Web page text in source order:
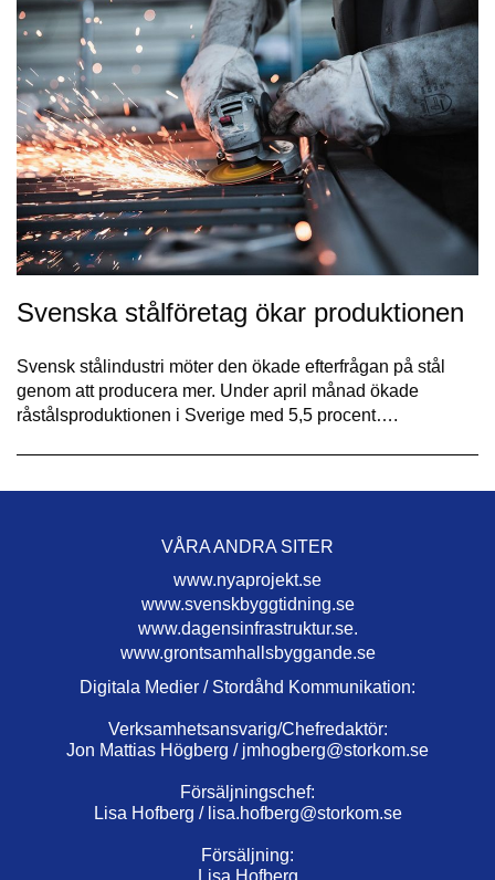
Svenska stålföretag ökar produktionen
Svensk stålindustri möter den ökade efterfrågan på stål
genom att producera mer. Under april månad ökade
råstålsproduktionen i Sverige med 5,5 procent….
VÅRA ANDRA SITER
www.nyaprojekt.se
www.svenskbyggtidning.se
www.dagensinfrastruktur.se.
www.grontsamhallsbyggande.se
Digitala Medier / Stordåhd Kommunikation:
Verksamhetsansvarig/Chefredaktör:
Jon Mattias Högberg / jmhogberg@storkom.se
Försäljningschef:
Lisa Hofberg / lisa.hofberg@storkom.se
Försäljning:
Lisa Hofberg